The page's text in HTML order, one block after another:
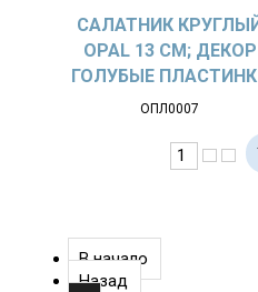
САЛАТНИК
OPAL 13 СМ; ДЕКОР
ГОЛУБЫЕ
ОПЛ0007
В начало
Назад